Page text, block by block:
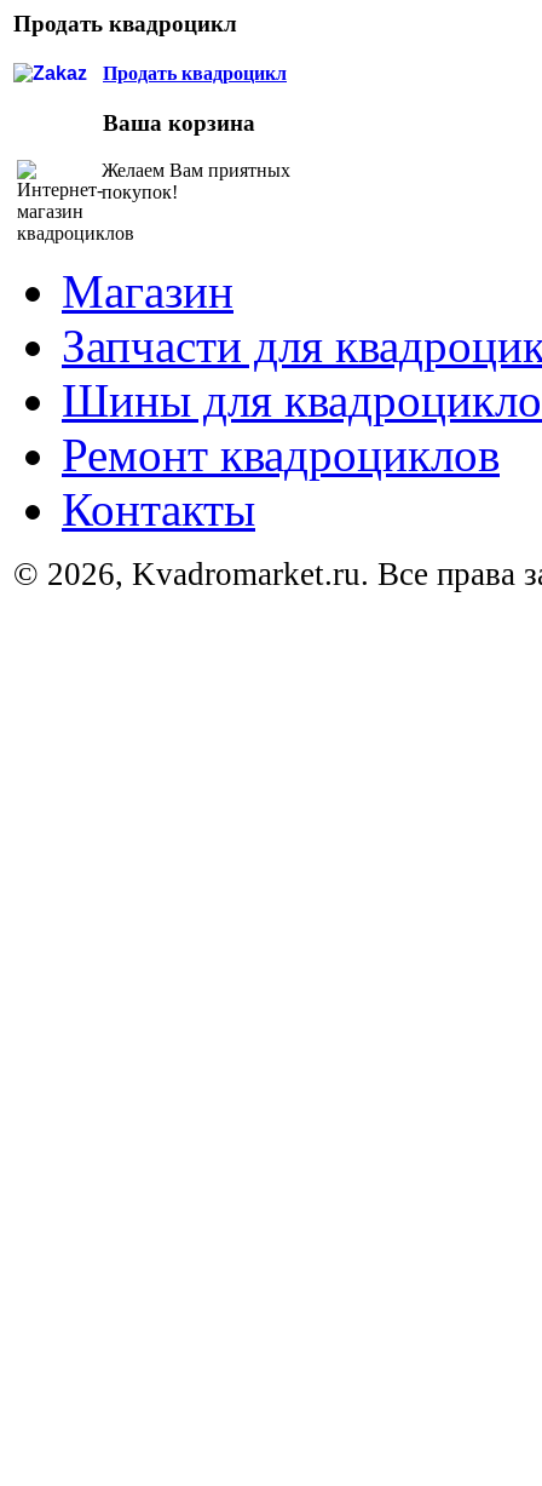
Продать квадроцикл
Продать квадроцикл
Ваша корзина
Желаем Вам приятных
покупок!
Магазин
Запчасти для
Шины для
Ремонт квадроциклов
Контакты
© 2026, Kvadromarket.ru. Все права